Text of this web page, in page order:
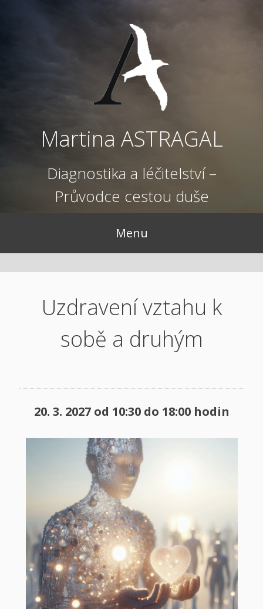
Martina ASTRAGAL
Diagnostika a léčitelství –
Průvodce cestou duše
Menu
Uzdravení vztahu k
sobě a druhým
20. 3. 2027 od 10:30 do 18:00 hodin